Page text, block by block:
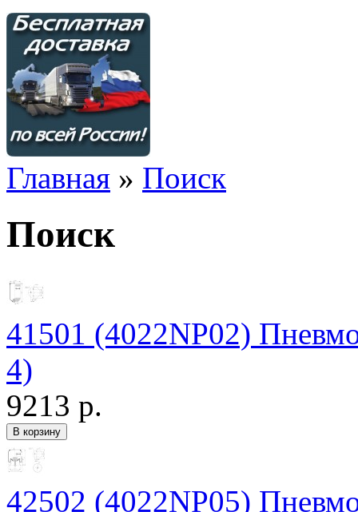
Главная » Поиск
Поиск
41501 (4022NP02)
4)
9213 р.
42502 (4022NP05)